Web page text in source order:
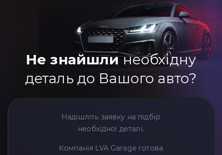
Не знайшлинеобхідну
деталь до Вашого авто?
Надішліть заявку на підбір
необхідної деталі.
Компанія LVA Garage готова